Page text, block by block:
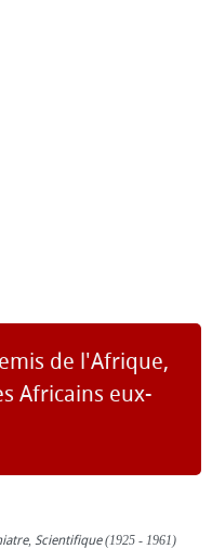
de l'Afrique,
Africains eux-
, Scientifique(1925 - 1961)